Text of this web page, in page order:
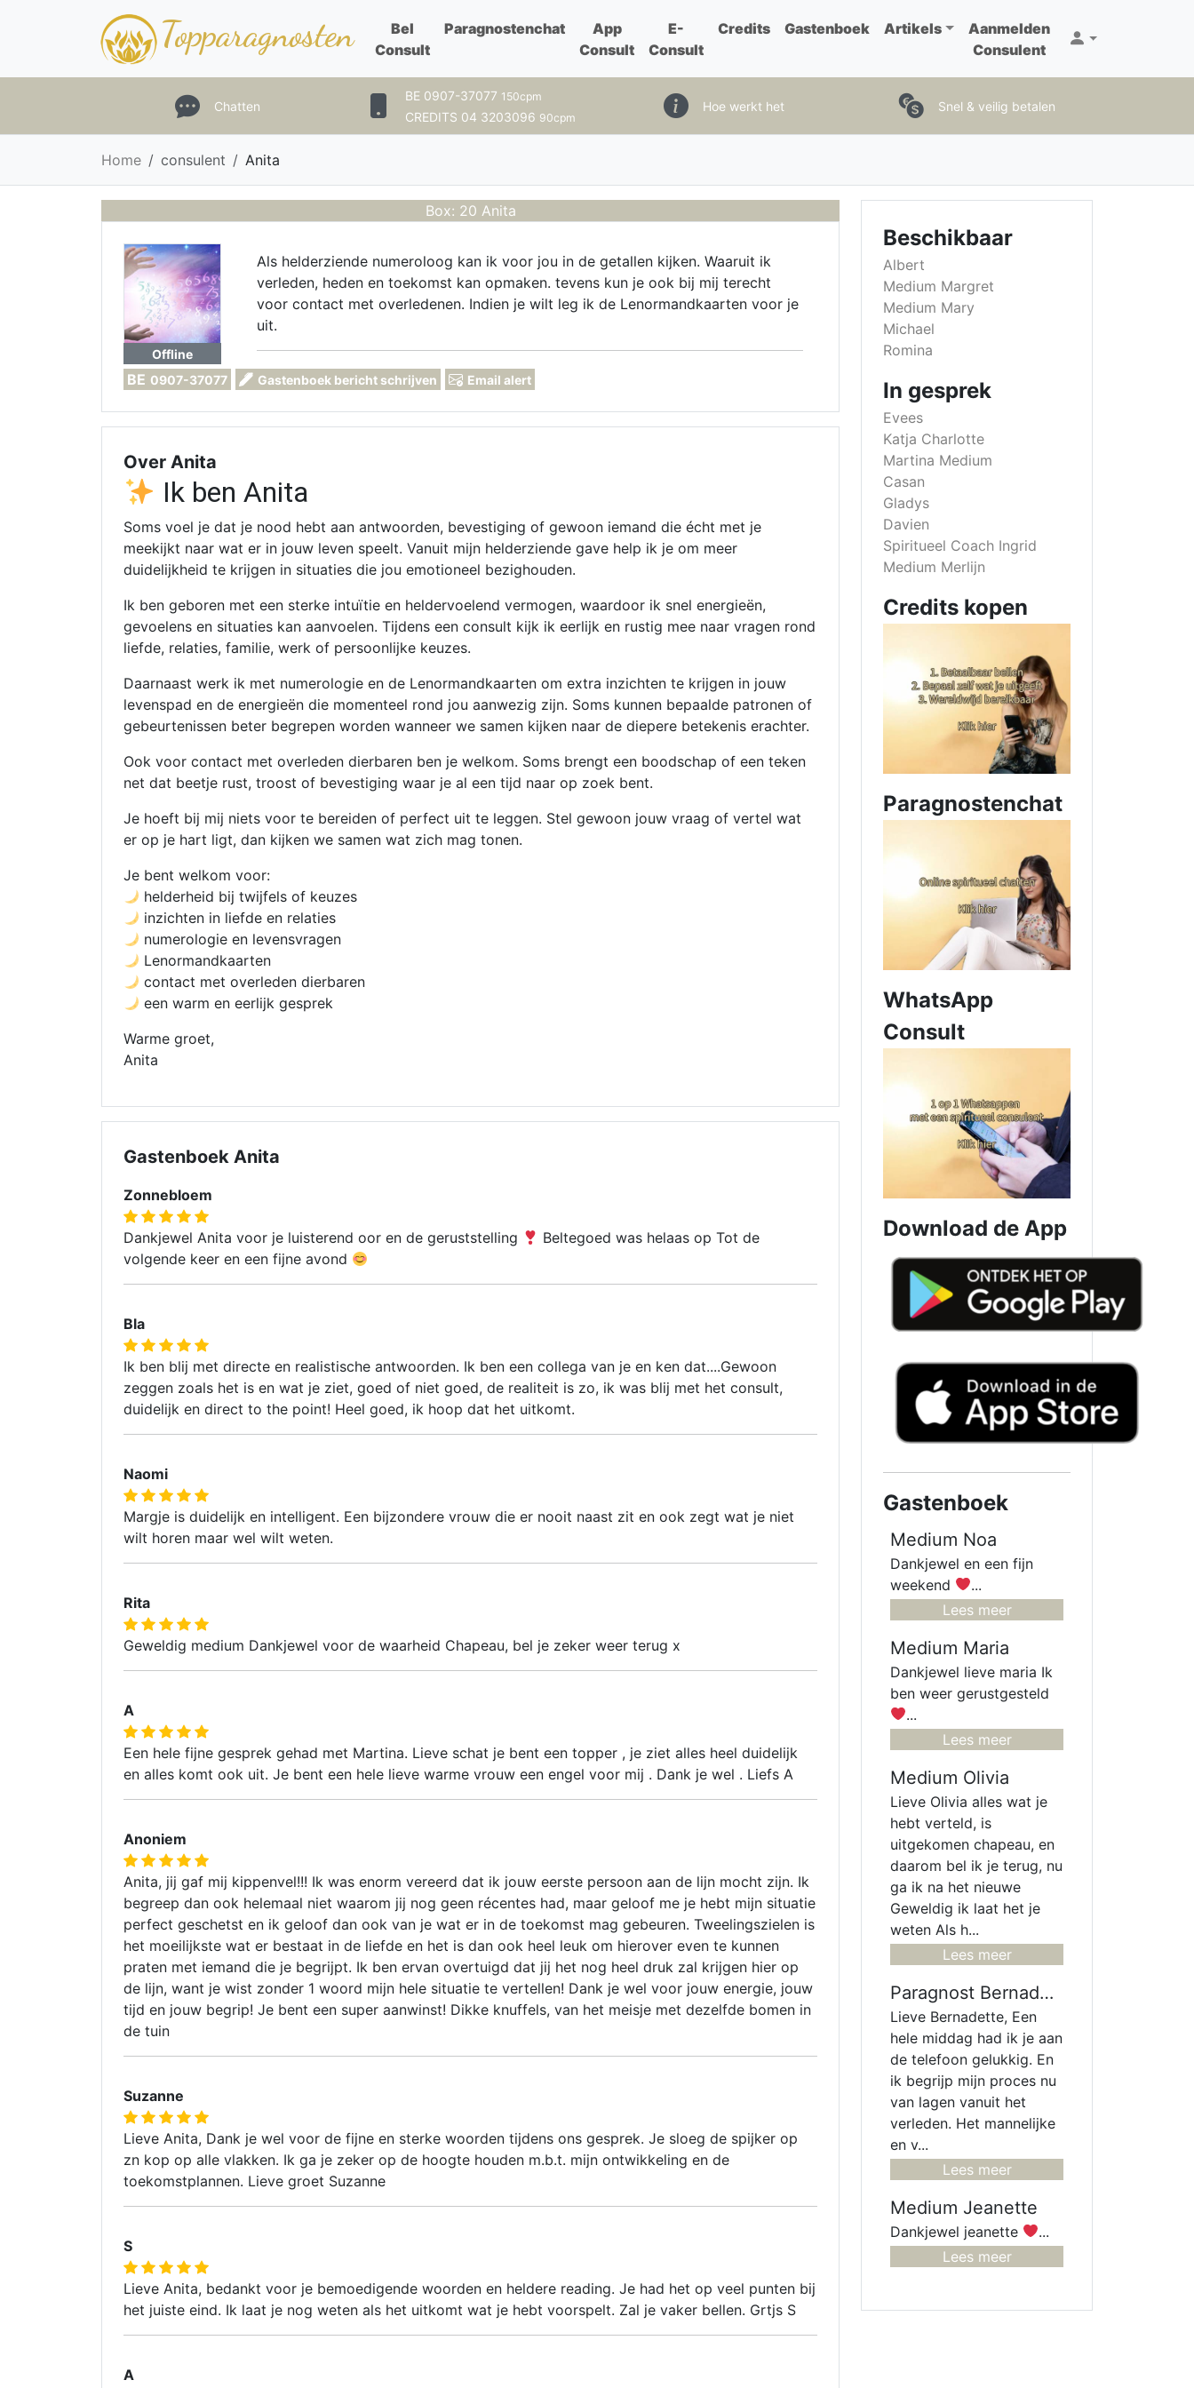
Topparagnosten
Bel
Consult
Paragnostenchat
App
Consult
E-
Consult
Credits Gastenboek Artikels
Aanmelden
Consulent
Chatten
BE 0907-37077 150cpm
CREDITS 04 3203096 90cpm
Hoe werkt het Snel & veilig betalen
Home consulent Anita
Box: 20 Anita
Offline
Als helderziende numeroloog kan ik voor jou in de getallen kijken. Waaruit ik
verleden, heden en toekomst kan opmaken. tevens kun je ook bij mij terecht
voor contact met overledenen. Indien je wilt leg ik de Lenormandkaarten voor je
uit.
BE 0907-37077 Gastenboek bericht schrijven Email alert
Over Anita
Ik ben Anita
Soms voel je dat je nood hebt aan antwoorden, bevestiging of gewoon iemand die écht met je
meekijkt naar wat er in jouw leven speelt. Vanuit mijn helderziende gave help ik je om meer
duidelijkheid te krijgen in situaties die jou emotioneel bezighouden.
Ik ben geboren met een sterke intuïtie en heldervoelend vermogen, waardoor ik snel energieën,
gevoelens en situaties kan aanvoelen. Tijdens een consult kijk ik eerlijk en rustig mee naar vragen rond
liefde, relaties, familie, werk of persoonlijke keuzes.
Daarnaast werk ik met numerologie en de Lenormandkaarten om extra inzichten te krijgen in jouw
levenspad en de energieën die momenteel rond jou aanwezig zijn. Soms kunnen bepaalde patronen of
gebeurtenissen beter begrepen worden wanneer we samen kijken naar de diepere betekenis erachter.
Ook voor contact met overleden dierbaren ben je welkom. Soms brengt een boodschap of een teken
net dat beetje rust, troost of bevestiging waar je al een tijd naar op zoek bent.
Je hoeft bij mij niets voor te bereiden of perfect uit te leggen. Stel gewoon jouw vraag of vertel wat
er op je hart ligt, dan kijken we samen wat zich mag tonen.
Je bent welkom voor:
helderheid bij twijfels of keuzes
inzichten in liefde en relaties
numerologie en levensvragen
Lenormandkaarten
contact met overleden dierbaren
een warm en eerlijk gesprek
Warme groet,
Anita
Gastenboek Anita
Zonnebloem
Dankjewel Anita voor je luisterend oor en de geruststelling
Beltegoed was helaas op Tot de
volgende keer en een fijne avond
Bla
Ik ben blij met directe en realistische antwoorden. Ik ben een collega van je en ken dat....Gewoon
zeggen zoals het is en wat je ziet, goed of niet goed, de realiteit is zo, ik was blij met het consult,
duidelijk en direct to the point! Heel goed, ik hoop dat het uitkomt.
Naomi
Margje is duidelijk en intelligent. Een bijzondere vrouw die er nooit naast zit en ook zegt wat je niet
wilt horen maar wel wilt weten.
Rita
Geweldig medium Dankjewel voor de waarheid Chapeau, bel je zeker weer terug x
A
Een hele fijne gesprek gehad met Martina. Lieve schat je bent een topper , je ziet alles heel duidelijk
en alles komt ook uit. Je bent een hele lieve warme vrouw een engel voor mij . Dank je wel . Liefs A
Anoniem
Anita, jij gaf mij kippenvel!!! Ik was enorm vereerd dat ik jouw eerste persoon aan de lijn mocht zijn. Ik
begreep dan ook helemaal niet waarom jij nog geen récentes had, maar geloof me je hebt mijn situatie
perfect geschetst en ik geloof dan ook van je wat er in de toekomst mag gebeuren. Tweelingszielen is
het moeilijkste wat er bestaat in de liefde en het is dan ook heel leuk om hierover even te kunnen
praten met iemand die je begrijpt. Ik ben ervan overtuigd dat jij het nog heel druk zal krijgen hier op
de lijn, want je wist zonder 1 woord mijn hele situatie te vertellen! Dank je wel voor jouw energie, jouw
tijd en jouw begrip! Je bent een super aanwinst! Dikke knuffels, van het meisje met dezelfde bomen in
de tuin
Suzanne
Lieve Anita, Dank je wel voor de fijne en sterke woorden tijdens ons gesprek. Je sloeg de spijker op
zn kop op alle vlakken. Ik ga je zeker op de hoogte houden m.b.t. mijn ontwikkeling en de
toekomstplannen. Lieve groet Suzanne
S
Lieve Anita, bedankt voor je bemoedigende woorden en heldere reading. Je had het op veel punten bij
het juiste eind. Ik laat je nog weten als het uitkomt wat je hebt voorspelt. Zal je vaker bellen. Grtjs S
A
Beschikbaar
Albert
Medium Margret
Medium Mary
Michael
Romina
In gesprek
Evees
Katja Charlotte
Martina Medium
Casan
Gladys
Davien
Spiritueel Coach Ingrid
Medium Merlijn
Credits kopen
Paragnostenchat
WhatsApp
Consult
Download de App
Gastenboek
Medium Noa
Dankjewel en een fijn
weekend
...
Lees meer
Medium Maria
Dankjewel lieve maria Ik
ben weer gerustgesteld
...
Lees meer
Medium Olivia
Lieve Olivia alles wat je
hebt verteld, is
uitgekomen chapeau, en
daarom bel ik je terug, nu
ga ik na het nieuwe
Geweldig ik laat het je
weten Als h...
Lees meer
Paragnost Bernadette
Lieve Bernadette, Een
hele middag had ik je aan
de telefoon gelukkig. En
ik begrijp mijn proces nu
van lagen vanuit het
verleden. Het mannelijke
en v...
Lees meer
Medium Jeanette
Dankjewel jeanette
...
Lees meer